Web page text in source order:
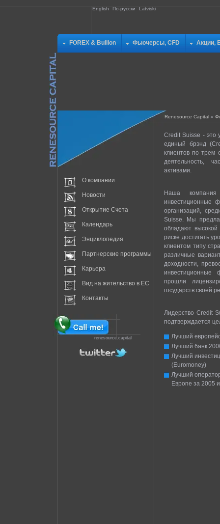
English По-русски Latviski
FOREX & Bullion Фьючерсы, CFD Акции,
Renesource Capital »
Credit Suisse - это
единый брэнд
клиентов по трем
деятельность,
активами.
Наша
инвестиционные
организаций,
Suisse. Мы
обладают
риске достигать
клиентом типу
различные
доходности,
инвестиционные
прошли
государств своей
Лидерство Credit
подтверждается
Лучший
Лучший банк
Лучший
(Euromoney)
Лучший
Европе за 2005
О компании
Новости
Открытие Счета
Календарь
Энциклопедия
Партнерские программы
Карьера
Вид на жительство в EC
Контакты
renesource.capital